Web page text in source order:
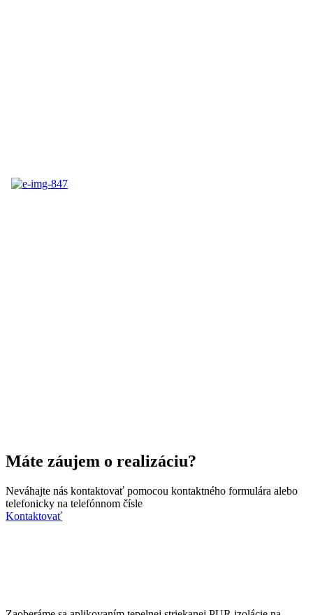
Máte záujem o realizáciu?
Neváhajte nás kontaktovať pomocou kontaktného formulára alebo
telefonicky na telefónnom čísle
Kontaktovať